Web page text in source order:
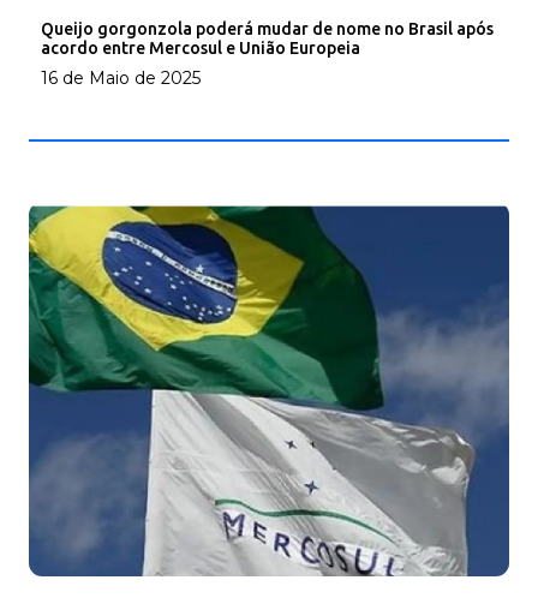
Queijo gorgonzola poderá mudar de nome no Brasil após
acordo entre Mercosul e União Europeia
16 de Maio de 2025